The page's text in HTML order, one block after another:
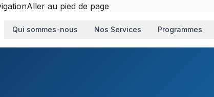
Aller au pied de page
Qui sommes-nous Nos Services Programmes